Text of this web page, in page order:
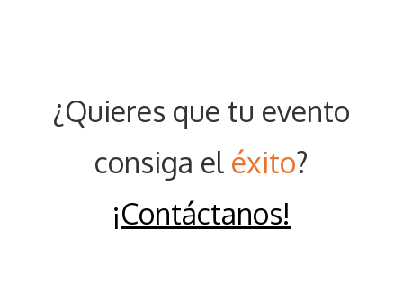
¿Quieres que tu evento
consiga el éxito?
¡Contáctanos!